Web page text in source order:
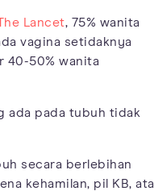
Lancet, 75% wanita
vagina setidaknya
40-50% wanita
ada pada tubuh tidak
secara berlebihan
kehamilan, pil KB,